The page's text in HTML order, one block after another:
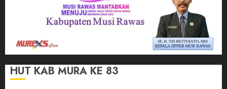
HUT KAB MURA KE 83